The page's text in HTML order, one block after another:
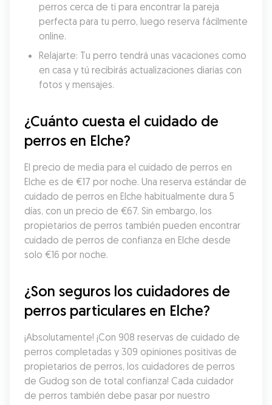
perros cerca de ti para encontrar la pareja
perfecta para tu perro, luego reserva fácilmente
online.
Relajarte: Tu perro tendrá unas vacaciones como
en casa y tú recibirás actualizaciones diarias con
fotos y mensajes.
¿Cuánto cuesta el cuidado de
perros en Elche?
El precio de media para el cuidado de perros en
Elche es de €17 por noche. Una reserva estándar de
cuidado de perros en Elche habitualmente dura 5
días, con un precio de €67. Sin embargo, los
propietarios de perros también pueden encontrar
cuidado de perros de confianza en Elche desde
solo €16 por noche.
¿Son seguros los cuidadores de
perros particulares en Elche?
¡Absolutamente! ¡Con 908 reservas de cuidado de
perros completadas y 309 opiniones positivas de
propietarios de perros, los cuidadores de perros
de Gudog son de total confianza! Cada cuidador
de perros también debe pasar por nuestro